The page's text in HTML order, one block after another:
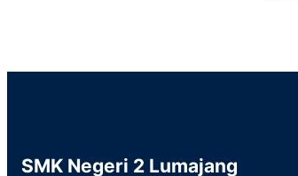
SMK Negeri 2 Lumajang